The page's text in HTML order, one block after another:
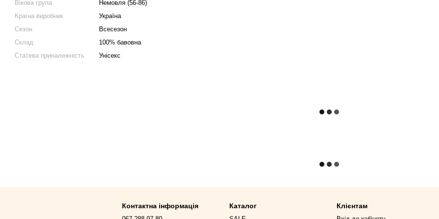
Вікова група
Немовля (56-86)
Країна виробник
Україна
Сезон
Всесезон
Склад
100% бавовна
Статева приналежність
Унісекс
Контактна інформація Каталог Клієнтам